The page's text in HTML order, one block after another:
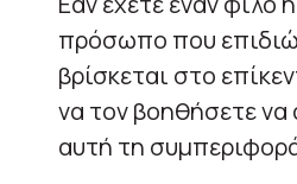
πρόσωπο που
βρίσκεται στο
να τον βοηθήσετε να
αυτή τη